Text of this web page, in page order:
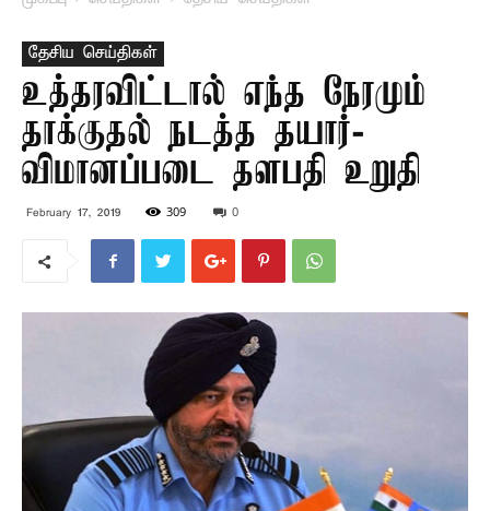
தேசிய செய்திகள்
உத்தரவிட்டால் எந்த நேரமும்
தாக்குதல் நடத்த தயார்-
விமானப்படை தளபதி உறுதி
February 17, 2019 309 0